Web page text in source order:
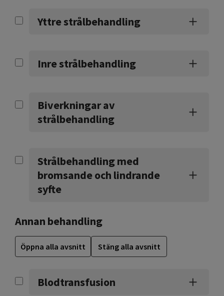
Yttre strålbehandling
Inre strålbehandling
Biverkningar av
strålbehandling
Strålbehandling med
bromsande och lindrande
syfte
Annan behandling
Öppna alla avsnitt Stäng alla avsnitt
Blodtransfusion